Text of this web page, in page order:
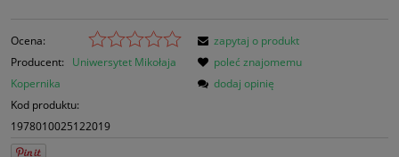
Ocena:
Producent:
Uniwersytet Mikołaja
Kopernika
Kod produktu:
1978010025122019
zapytaj o produkt
poleć znajomemu
dodaj opinię